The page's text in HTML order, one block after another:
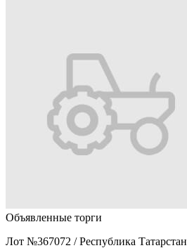
Объявленные торги
Лот №367072 / Республика Татарстан